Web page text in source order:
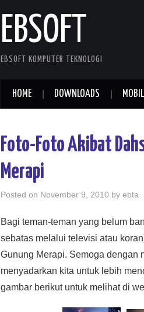
EBSOFT
EBSOFT KOMPUTER TEKNOLOGI
HOME DOWNLOADS
Foto-Foto Akibat
Merapi
Posted on November 9, 2010 by ebta
Bagi teman-teman yang belum
sebatas melalui televisi atau
Gunung Merapi. Semoga dengan
menyadarkan kita untuk lebih
gambar berikut untuk melihat di